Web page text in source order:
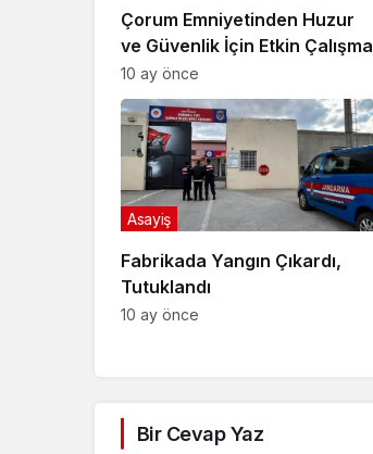
Çorum Emniyetinden Huzur
ve Güvenlik İçin Etkin Çalışma
10 ay önce
Fabrikada Yangın Çıkardı,
Tutuklandı
Asayiş
10 ay önce
Bir Cevap Yaz